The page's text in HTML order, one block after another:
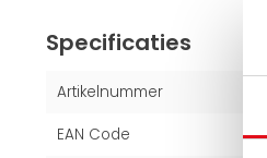
Specificaties
Artikelnummer
EAN Code